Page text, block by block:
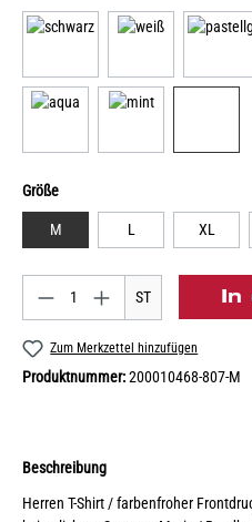
Größe
M L XL
ST In
Zum Merkzettel hinzufügen
Produktnummer:200010468-807-M
Beschreibung
Herren T-Shirt / farbenfroher